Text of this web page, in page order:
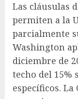
Las cláusulas
permiten a la
parcialmente
Washington
diciembre de
techo del 15%
específicos.